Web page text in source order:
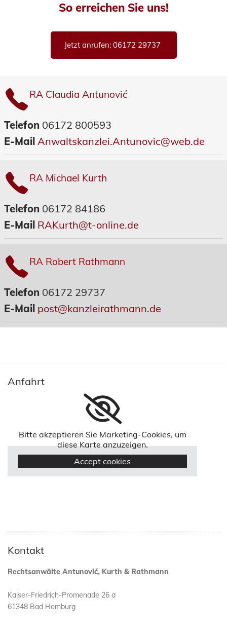
So erreichen Sie uns!
Jetzt anrufen: 06172 29737
RA Claudia Antunović
Telefon 06172 800593
E-Mail Anwaltskanzlei.Antunovic@web.de
RA Michael Kurth
Telefon 06172 84186
E-Mail RAKurth@t-online.de
RA Robert Rathmann
Telefon 06172 29737
E-Mail post@kanzleirathmann.de
Anfahrt
Bitte akzeptieren Sie Marketing-Cookies, um
diese Karte anzuzeigen.
Accept cookies
Kontakt
Rechtsanwälte Antunović, Kurth & Rathmann
Kaiser-Friedrich-Promenade 26 a
61348 Bad Homburg